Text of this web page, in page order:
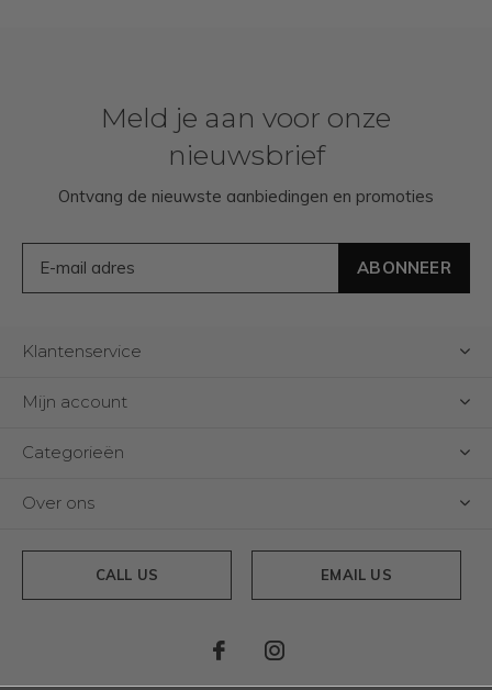
Meld je aan voor onze
nieuwsbrief
Ontvang de nieuwste aanbiedingen en promoties
ABONNEER
Klantenservice
Mijn account
Categorieën
Over ons
CALL US EMAIL US